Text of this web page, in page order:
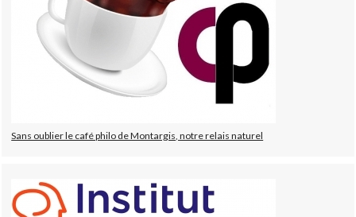
Sans oublier le café philo de Montargis, notre relais naturel